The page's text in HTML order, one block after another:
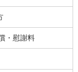
・慰謝料